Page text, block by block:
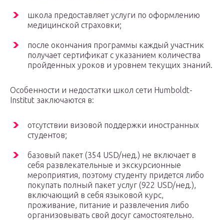
школа предоставляет услуги по оформлению
медицинской страховки;
после окончания программы каждый участник
получает сертификат с указанием количества
пройденных уроков и уровнем текущих знаний.
Особенности и недостатки школ сети Humboldt-
Institut заключаются в:
отсутствии визовой поддержки иностранных
студентов;
базовый пакет (354 USD/нед.) не включает в
себя развлекательные и экскурсионные
мероприятия, поэтому студенту придется либо
покупать полный пакет услуг (922 USD/нед.),
включающий в себя языковой курс,
проживание, питание и развлечения либо
организовывать свой досуг самостоятельно.